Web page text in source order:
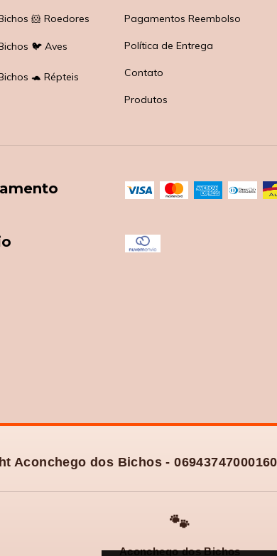
🐹 Roedores
🐦 Aves
🐢 Répteis
Pagamentos Reembolso
Política de Entrega
Contato
Produtos
Aconchego dos Bichos -
🐾
Aconchego dos Bichos